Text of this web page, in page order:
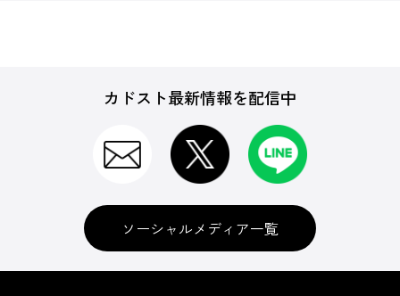
カドスト最新情報を配信中
ソーシャルメディア一覧